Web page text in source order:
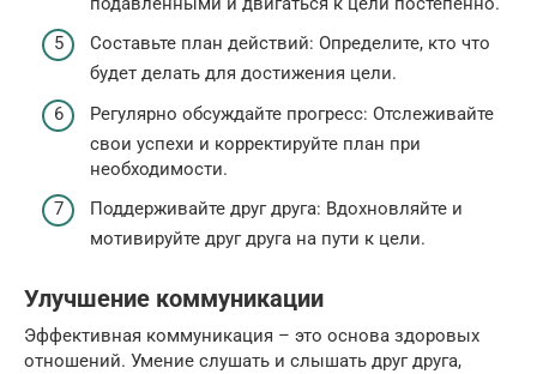
Составьте план действий: Определите, кто что
будет делать для достижения цели.
Регулярно обсуждайте прогресс: Отслеживайте
свои успехи и корректируйте план при
необходимости.
Поддерживайте друг друга: Вдохновляйте и
мотивируйте друг друга на пути к цели.
Улучшение коммуникации
Эффективная коммуникация – это основа здоровых
отношений. Умение слушать и слышать друг друга,